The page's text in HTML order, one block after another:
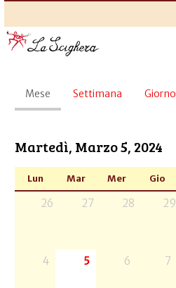
Schede
primarie
Mese (scheda
attiva)
Settimana Giorno
Martedì, Marzo 5, 2024
Lun Mar Mer Gio
26 27 28 29
4 5 6 7